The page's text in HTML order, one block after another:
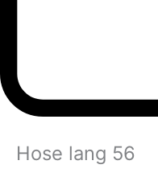
Hose lang 56